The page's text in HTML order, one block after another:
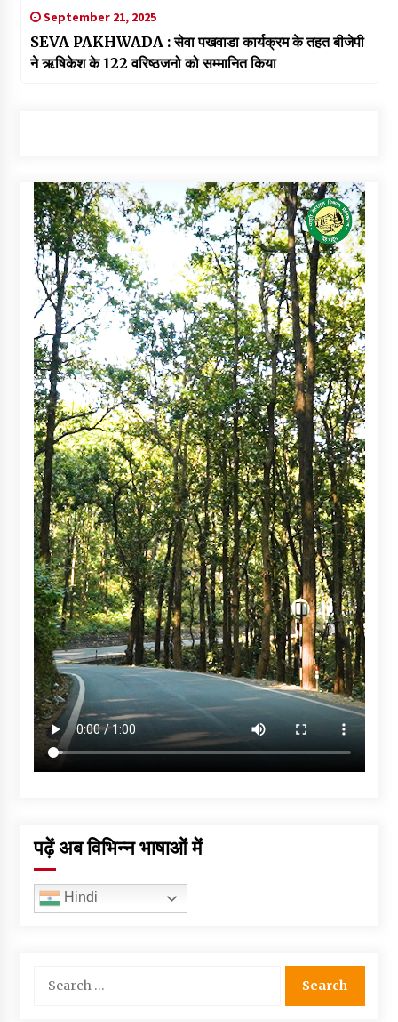
September 21, 2025
SEVA PAKHWADA : सेवा पखवाडा कार्यक्रम के तहत बीजेपी
ने ऋषिकेश के 122 वरिष्ठजनो को सम्मानित किया
पढ़ें अब विभिन्न भाषाओं में
Hindi
for: